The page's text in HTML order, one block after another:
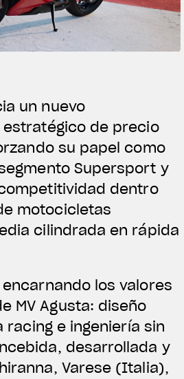
un nuevo
de precio
su papel como
Supersport y
dentro
motocicletas
cilindrada en rápida
encarnando los valores
MV Agusta: diseño
racing e ingeniería sin
desarrollada y
Varese (Italia),